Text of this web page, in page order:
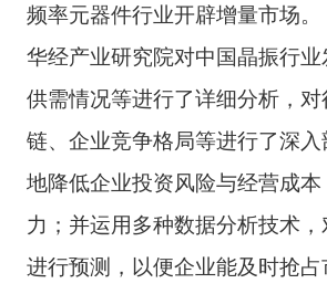
频率元器件行业开辟增量市场。
华经产业研究院对中国晶振行
供需情况等进行了详细分析，
链、企业竞争格局等进行了深
地降低企业投资风险与经营成
力；并运用多种数据分析技术
进行预测，以便企业能及时抢